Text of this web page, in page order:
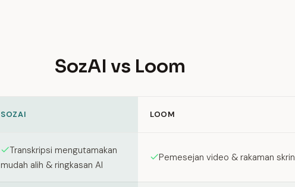
SozAI vs Loom
SOZAI LOOM
Transkripsi mengutamakan
mudah alih & ringkasan AI
Pemesejan video & rakaman skrin